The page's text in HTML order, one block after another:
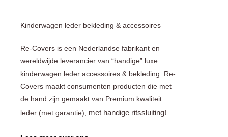
Kinderwagen leder bekleding & accessoires
Re-Covers is een Nederlandse fabrikant en
wereldwijde leverancier van “handige” luxe
kinderwagen leder accessoires & bekleding. Re-
Covers maakt consumenten producten die met
de hand zijn gemaakt van Premium kwaliteit
leder (met garantie), met handige ritssluiting!